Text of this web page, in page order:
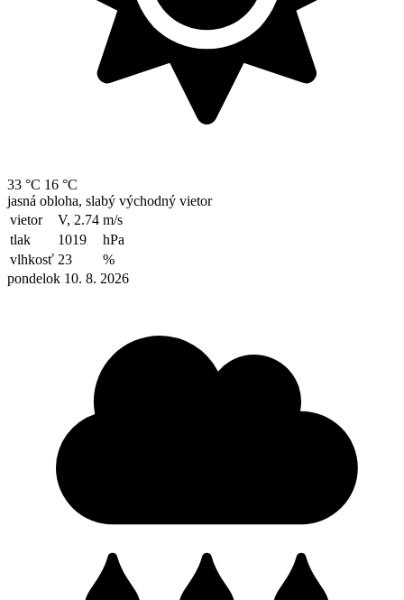
33 °C 16 °C
jasná obloha, slabý východný vietor
vietor
V, 2.74 m/s
tlak
1019
hPa
vlhkosť 23
%
pondelok 10. 8. 2026